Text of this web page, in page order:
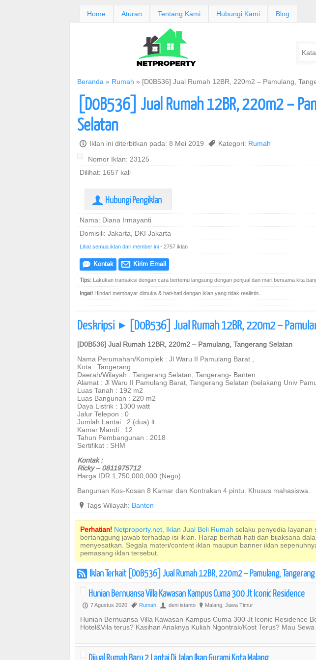
Home Aturan Tentang Kami Hubungi Kami Blog
Beranda » Rumah » [D0B536] Jual Rumah 12BR, 220m2 – Pamulang,
[D0B536] Jual Rumah 12BR, 220m2 –
Selatan
P Iklan ini diterbitkan pada: 8 Mei 2019 , Kategori: Rumah
Nomor Iklan: 23125
Dilihat: 1657 kali
U Hubungi Pengiklan
Nama: Diana Irmayanti
Domisili: Jakarta, DKI Jakarta
Lihat semua iklan dari member ini - 2757 iklan
e Kontak @ Kirim Email
Tips: Lakukan transaksi dengan cara bertemu langsung dengan penjual dan mari bersama kita
Ingat! Hindari membayar dimuka & hati-hati dengan iklan yang tidak realistis.
Deskripsi ] [D0B536] Jual Rumah 12BR, 220m2 –
[D0B536] Jual Rumah 12BR, 220m2 – Pamulang, Tangerang Selatan
Nama Perumahan/Komplek : Jl Waru II Pamulang Barat ,
Kota : Tangerang
Daerah/Wilayah : Tangerang Selatan, Tangerang- Banten
Alamat : Jl Waru II Pamulang Barat, Tangerang Selatan (belakang Univ
Luas Tanah : 192 m2
Luas Bangunan : 220 m2
Daya Listrik : 1300 watt
Jalur Telepon : 0
Jumlah Lantai : 2 (dua) lt
Kamar Mandi : 12
Tahun Pembangunan : 2018
Sertifikat : SHM
Kontak :
Ricky – 0811975712
Harga IDR 1,750,000,000 (Nego)
Bangunan Kos-Kosan 8 Kamar dan Kontrakan 4 pintu. Khusus mahasiswa.
? Tags Wilayah: Banten
Perhatian! Netproperty.net, Iklan Jual Beli Rumah selaku penyedia layanan
bertanggung jawab terhadap isi iklan. Harap berhati-hati dan bijaksana
menyesatkan. Segala materi/content iklan maupun banner iklan
pemasang iklan tersebut.
r Iklan Terkait [D0B536] Jual Rumah 12BR, 220m2 – Pamulang,
Hunian Bernuansa Villa Kawasan Kampus Cuma 300 Jt Iconic Residence
P 7 Agustus 2020 , Rumah U deni istanto ? Malang, Jawa Timur
Hunian Bernuansa Villa Kawasan Kampus Cuma 300 Jt Iconic Residence
Hotel&Vila terus? Kasihan Anaknya Kuliah Ngontrak/Kost Terus? Mau Sewa
Dijual Rumah Baru 2 Lantai Di Jalan Ikan Gurami Kota Malang